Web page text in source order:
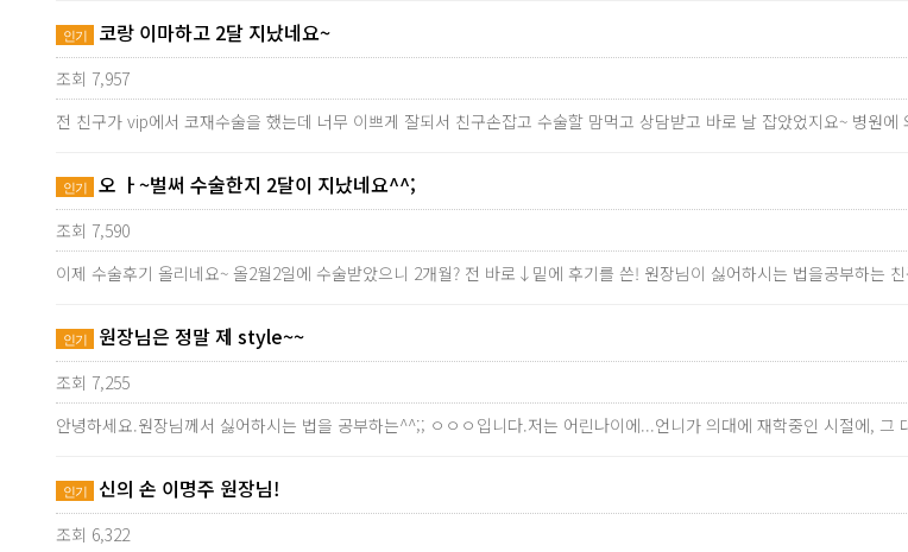
인기 코랑 이마하고 2달 지났네요~
조회 7,957
전 친구가 vip에서 코재수술을 했는데 너무 이쁘게 잘되서 친구손잡고 수술할 맘먹고 상담받고 바로 날 잡았었지요~ 병원
인기 오 ㅏ~벌써 수술한지 2달이 지났네요^^;
조회 7,590
이제 수술후기 올리네요~ 올2월2일에 수술받았으니 2개월? 전 바로↓밑에 후기를 쓴! 원장님이 싫어하시는 법을공부하는
인기 원장님은 정말 제 style~~
조회 7,255
안녕하세요.원장님께서 싫어하시는 법을 공부하는^^;; ㅇㅇㅇ입니다.저는 어린나이에...언니가 의대에 재학중인 시절에,
인기 신의 손 이명주 원장님!
조회 6,322